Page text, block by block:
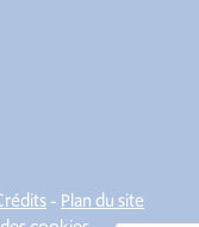
- Plan du site